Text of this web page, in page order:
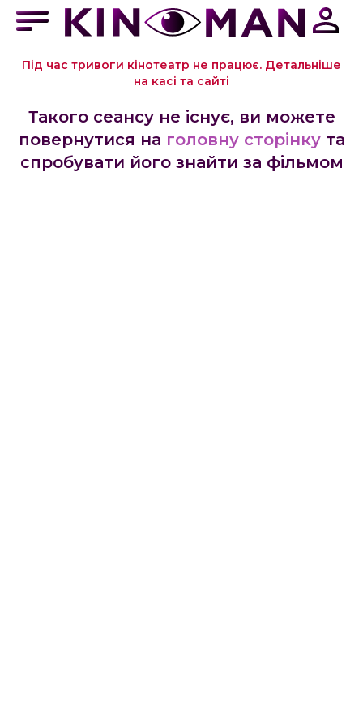
Під час тривоги кінотеатр не працює. Детальніше
на касі та сайті
Такого сеансу не існує, ви можете
повернутися на головну сторінку та
спробувати його знайти за фільмом